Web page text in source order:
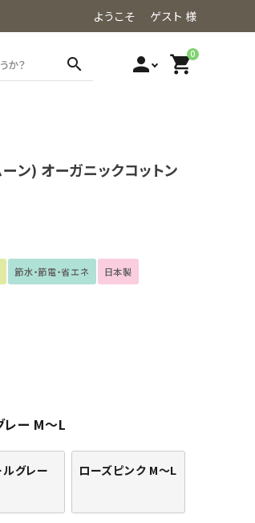
ようこそ ゲスト 様
search person 0
shopping_cart
) オーガニックコットン
節水・節電・省エネ 日本製
レー M～L
グレー
ローズピンク M～L